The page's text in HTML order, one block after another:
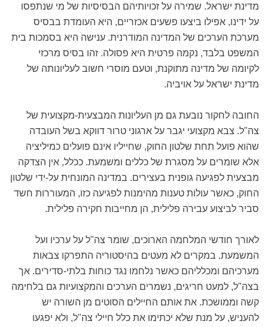
מדינת ישראל. שמירה על זכויותיהם הבסיסיות של מי שנתפסו
על ידינו, אפילו ביצעו פשעים אכזריים, היא העומדת בבסיס
מערכת הערכים של המדינה המודרנית. ענישה היא בסמכות בית
המשפט בלבד, נקמה פרטית היא פסולה. זהו בסיס מרכזי
לקיומה של מדינה מתוקנת, וטעם מוסרי חשוב לעליונותה של
מדינת ישראל על אויביה.
החובה לחקור נובעת גם מן העליונות המבצעית-מקצועית של
צה"ל. צבא מקצועי יגבר על ארגוני טרור דווקא בשל העובדה
שהוא פועל תחת שלטון החוק, שחייליו אינם פועלים כמיליציה
אלא שומרים על מסגרת של כללים ומשמעת. ככלל, אין הצדקה
מבצעית לפגיעה גופנית בעצירים. במדינה המונחית על-ידי שלטון
החוק, כאשר עולות טענות מהימנות לפגיעה כזו, המעוררות חשד
סביר לביצוע עבירה פלילית, הן מחייבות חקירה פלילית.
לאורך חודשי המלחמה הארוכים, שומר צה"ל על ערכיו ועל
המשמעת. במקרים לא מעטים בהיסטוריה התפרקו צבאות
מערכיהם ומכלליהם כאשר נלחמו נגד כוחות בלתי-סדירים. אך
בצה"ל, למעט חריגים, נשמרים הערכים והמקצועיות גם בלחימה
קשה וממושכת. את אותם החיילים הסוטים מן השורה יש
להעניש, על מנת שלא יכתימו את כלל חיילי צה"ל, ולא יפגעו